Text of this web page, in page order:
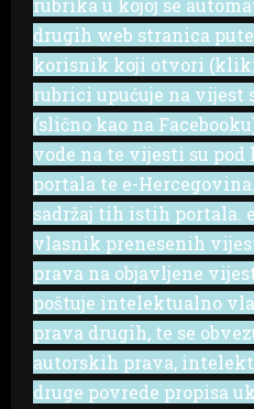
rubrika u kojoj se
drugih web stranica
korisnik koji otvori
rubrici upućuje na vijest
(slično kao na
vode na te vijesti su
portala te e-
sadržaj tih istih portala.
vlasnik prenesenih
prava na objavljene
poštuje intelektualno
prava drugih, te se
autorskih prava,
druge povrede propisa